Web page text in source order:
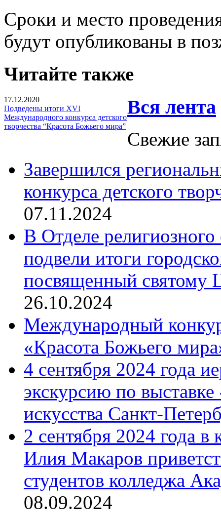
Сроки и место
будут опубликованы в
Читайте также
17.12.2020
Подведены итоги XVI
Международного конкурса детского
творчества “Красота Божьего мира”
Вся лента
Свежие
Завершился
конкурса детского
07.11.2024
В Отделе религиозного
подвели итоги
посвященный святому
26.10.2024
Международный
«Красота Божьего
4 сентября 2024 года
экскурсию по
искусства Санкт-
2 сентября 2024 года
Илия Макаров
студентов колледжа
08.09.2024